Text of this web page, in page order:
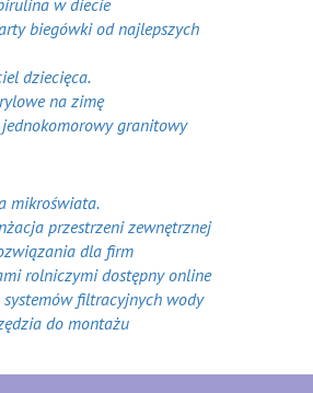
w diecie
biegówki od najlepszych
dziecięca.
na zimę
granitowy
mikroświata.
przestrzeni zewnętrznej
dla firm
rolniczymi dostępny online
filtracyjnych wody
do montażu